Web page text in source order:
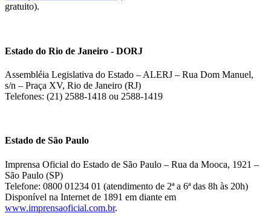
gratuito).
Estado do Rio de Janeiro - DORJ
Assembléia Legislativa do Estado – ALERJ – Rua Dom Manuel,
s/n – Praça XV, Rio de Janeiro (RJ)
Telefones: (21) 2588-1418 ou 2588-1419
Estado de São Paulo
Imprensa Oficial do Estado de São Paulo – Rua da Mooca, 1921 –
São Paulo (SP)
Telefone: 0800 01234 01 (atendimento de 2ª a 6ª das 8h às 20h)
Disponível na Internet de 1891 em diante em
www.imprensaoficial.com.br.